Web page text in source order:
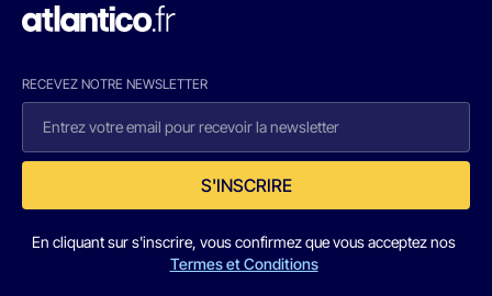
RECEVEZ NOTRE NEWSLETTER
S'INSCRIRE
En cliquant sur s'inscrire, vous confirmez que vous acceptez nos
Termes et Conditions